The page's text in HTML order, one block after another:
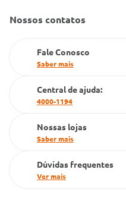
Dúvidas Frequentes
Cartão Grupo Conde
Televendas
Nossos contatos
Fale Conosco
Saber mais
Central de ajuda:
4000-1194
Nossas lojas
Saber mais
Dúvidas frequentes
Ver mais